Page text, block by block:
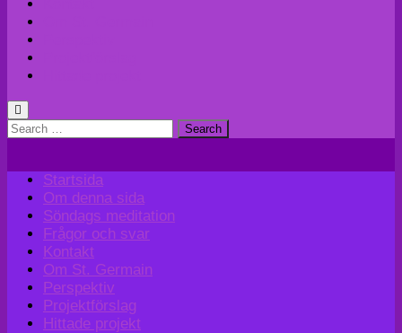
Search
Startsida
Om denna sida
Söndags meditation
Frågor och svar
Kontakt
Om St. Germain
Perspektiv
Projektförslag
Hittade projekt